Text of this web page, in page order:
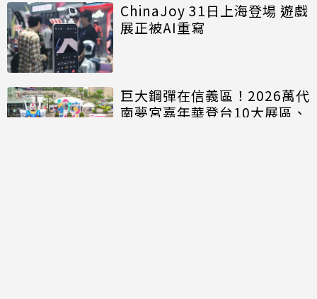
ChinaJoy 31日上海登場 遊戲
展正被AI重寫
巨大鋼彈在信義區！2026萬代
南夢宮嘉年華登台10大展區、